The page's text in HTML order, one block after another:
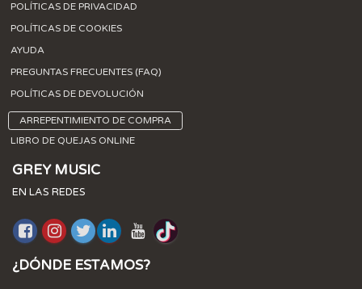
POLÍTICAS DE PRIVACIDAD
POLÍTICAS DE COOKIES
AYUDA
PREGUNTAS FRECUENTES (FAQ)
POLÍTICAS DE DEVOLUCIÓN
ARREPENTIMIENTO DE COMPRA
LIBRO DE QUEJAS ONLINE
GREY MUSIC
EN LAS REDES
¿DÓNDE ESTAMOS?